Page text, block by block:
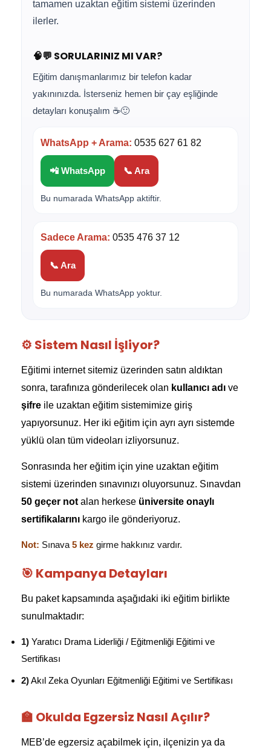
tamamen uzaktan eğitim sistemi üzerinden
ilerler.
🧠💬 SORULARINIZ MI VAR?
Eğitim danışmanlarımız bir telefon kadar
yakınınızda. İsterseniz hemen bir çay eşliğinde
detayları konuşalım ☕🙂
WhatsApp + Arama: 0535 627 61 82
📲 WhatsApp 📞 Ara
Bu numarada WhatsApp aktiftir.
Sadece Arama: 0535 476 37 12
📞 Ara
Bu numarada WhatsApp yoktur.
⚙️ Sistem Nasıl İşliyor?
Eğitimi internet sitemiz üzerinden satın aldıktan
sonra, tarafınıza gönderilecek olan kullanıcı adı ve
şifre ile uzaktan eğitim sistemimize giriş
yapıyorsunuz. Her iki eğitim için ayrı ayrı sistemde
yüklü olan tüm videoları izliyorsunuz.
Sonrasında her eğitim için yine uzaktan eğitim
sistemi üzerinden sınavınızı oluyorsunuz. Sınavdan
50 geçer not alan herkese üniversite onaylı
sertifikalarını kargo ile gönderiyoruz.
Not: Sınava 5 kez girme hakkınız vardır.
🎯 Kampanya Detayları
Bu paket kapsamında aşağıdaki iki eğitim birlikte
sunulmaktadır:
1) Yaratıcı Drama Liderliği / Eğitmenliği Eğitimi ve
Sertifikası
2)Akıl Zeka Oyunları Eğitmenliği Eğitimi ve Sertifikası
🏫 Okulda Egzersiz Nasıl Açılır?
MEB’de egzersiz açabilmek için, ilçenizin ya da